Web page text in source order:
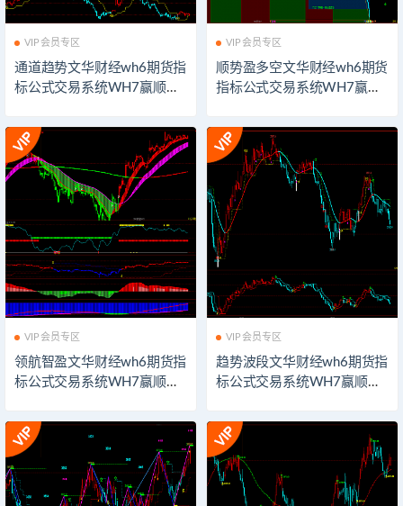
VIP会员专区
通道趋势文华财经wh6期货指
标公式交易系统WH7赢顺云
大师期货博弈模板看盘辅助
指示器软件
VIP会员专区
顺势盈多空文华财经wh6期货
指标公式交易系统WH7赢顺
易大师期货博弈模板看盘辅
助指示器软件
VIP会员专区
领航智盈文华财经wh6期货指
标公式交易系统WH7赢顺云
大师期货博弈模板看盘辅助
指示器软件
VIP会员专区
趋势波段文华财经wh6期货指
标公式交易系统WH7赢顺云
大师期货博弈模板看盘辅助
指示器软件